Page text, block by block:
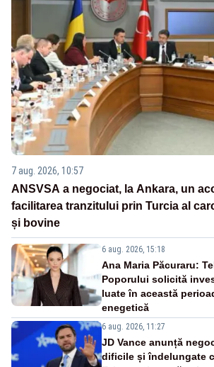
7 aug. 2026, 10:57
ANSVSA a negociat, la Ankara, un
facilitarea tranzitului prin Turcia al
și bovine
6 aug. 2026, 15:18
Ana Maria Păcuraru:
Poporului solicită
luate în această
enegetică
6 aug. 2026, 11:27
JD Vance anunță
dificile și îndelungate